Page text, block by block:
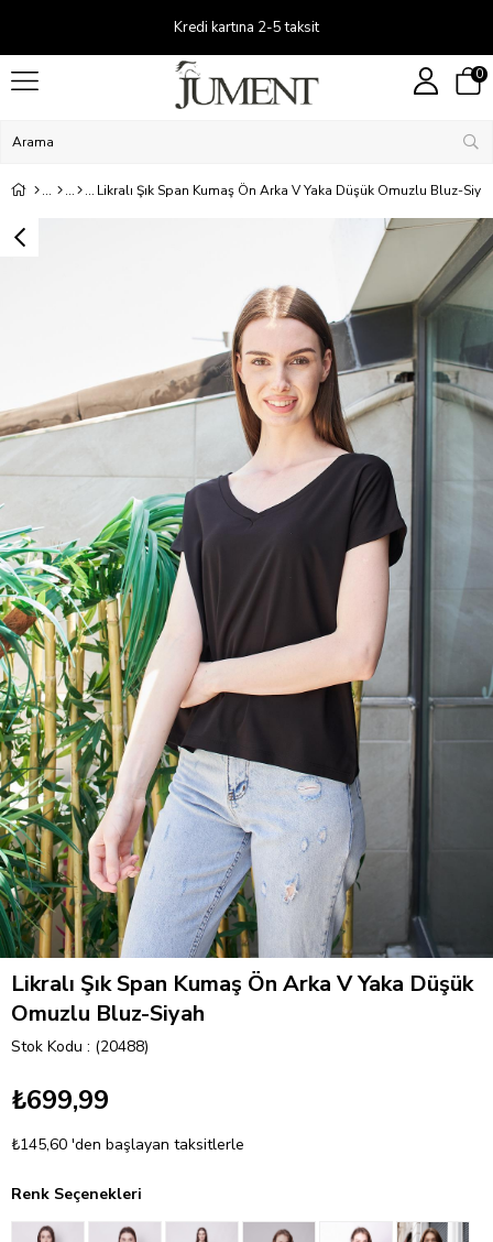
Kredi kartına 2-5 taksit
0
Likralı Şık Span Kumaş Ön Arka V Yaka Düşük Omuzlu Bluz-
Likralı Şık Span Kumaş Ön Arka V Yaka Düşük
Omuzlu Bluz-Siyah
Stok Kodu (20488)
₺699,99
₺145,60 'den başlayan taksitlerle
Renk Seçenekleri